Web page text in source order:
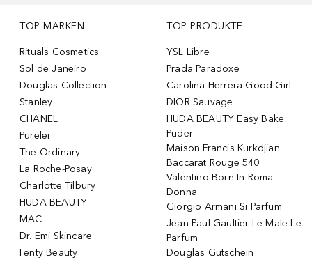
TOP MARKEN
Rituals Cosmetics
Sol de Janeiro
Douglas Collection
Stanley
CHANEL
Purelei
The Ordinary
La Roche-Posay
Charlotte Tilbury
HUDA BEAUTY
MAC
Dr. Emi Skincare
Fenty Beauty
TOP PRODUKTE
YSL Libre
Prada Paradoxe
Carolina Herrera Good Girl
DIOR Sauvage
HUDA BEAUTY Easy Bake
Puder
Maison Francis Kurkdjian
Baccarat Rouge 540
Valentino Born In Roma
Donna
Giorgio Armani Si Parfum
Jean Paul Gaultier Le Male Le
Parfum
Douglas Gutschein